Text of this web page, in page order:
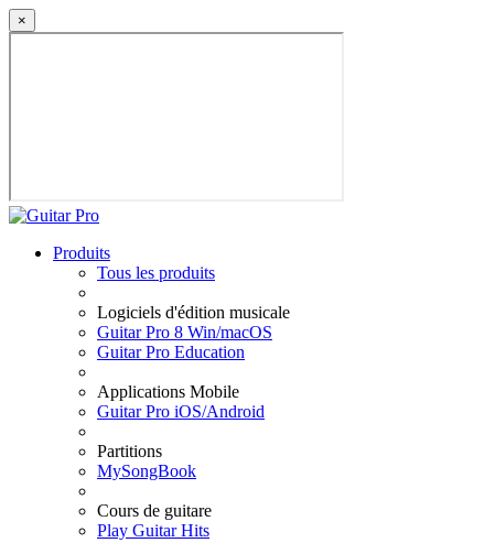
×
Produits
Tous les produits
Logiciels d'édition musicale
Guitar Pro 8 Win/macOS
Guitar Pro Education
Applications Mobile
Guitar Pro iOS/Android
Partitions
MySongBook
Cours de guitare
Play Guitar Hits